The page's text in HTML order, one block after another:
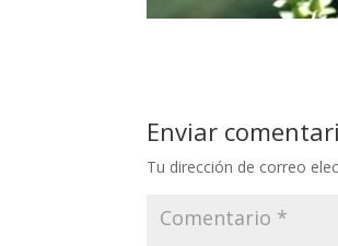
Enviar
Tu dirección de correo